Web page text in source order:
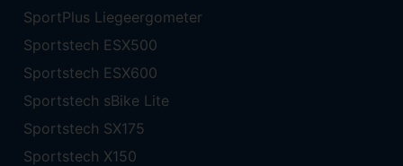
SportPlus Liegeergometer
Sportstech ESX500
Sportstech ESX600
Sportstech sBike Lite
Sportstech SX175
Sportstech X150